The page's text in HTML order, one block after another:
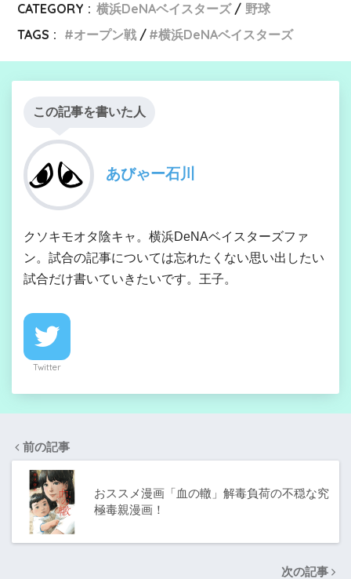
CATEGORY : 横浜DeNAベイスターズ
野球
TAGS :
オープン戦 横浜DeNAベイスターズ
この記事を書いた人
あびゃー石川
クソキモオタ陰キャ。横浜DeNAベイスターズファ
ン。試合の記事については忘れたくない思い出したい
試合だけ書いていきたいです。王子。
Twitter
前の記事
おススメ漫画「血の轍」解毒負荷の不穏な究
極毒親漫画！
次の記事